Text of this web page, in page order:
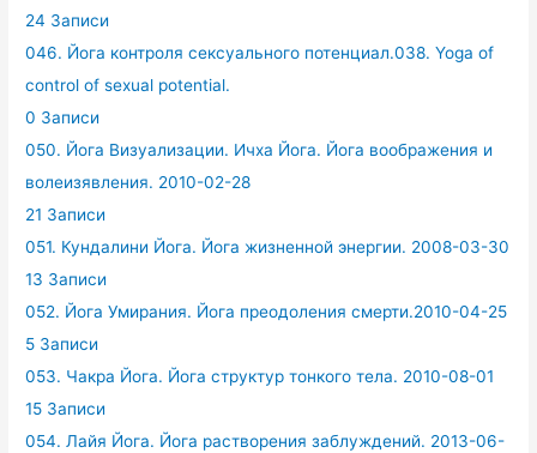
24 Записи
046. Йога контроля сексуального потенциал.038. Yoga of
control of sexual potential.
0 Записи
050. Йога Визуализации. Ичха Йога. Йога воображения и
волеизявления. 2010-02-28
21 Записи
051. Кундалини Йога. Йога жизненной энергии. 2008-03-30
13 Записи
052. Йога Умирания. Йога преодоления смерти.2010-04-25
5 Записи
053. Чакра Йога. Йога структур тонкого тела. 2010-08-01
15 Записи
054. Лайя Йога. Йога растворения заблуждений. 2013-06-